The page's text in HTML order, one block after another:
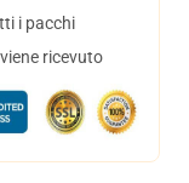
i pacchi
ricevuto